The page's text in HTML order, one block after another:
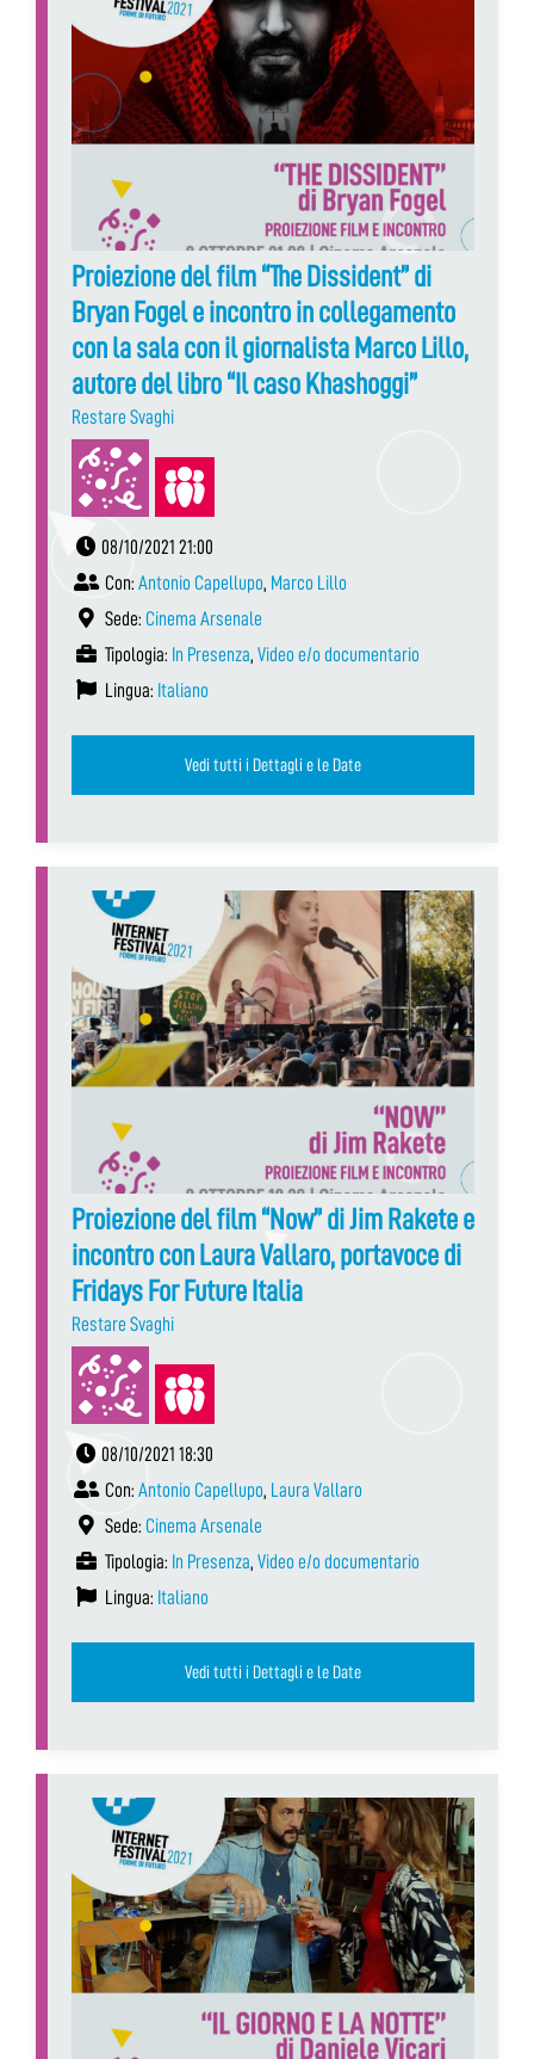
Proiezione del film “The Dissident” di
Bryan Fogel e incontro in collegamento
con la sala con il giornalista Marco Lillo,
autore del libro “Il caso Khashoggi”
Restare Svaghi
08/10/2021 21:00
Con: Antonio Capellupo, Marco Lillo
Sede: Cinema Arsenale
Tipologia: In Presenza, Video e/o documentario
Lingua: Italiano
Vedi tutti i Dettagli e le Date
Proiezione del film “Now” di Jim Rakete e
incontro con Laura Vallaro, portavoce di
Fridays For Future Italia
Restare Svaghi
08/10/2021 18:30
Con: Antonio Capellupo, Laura Vallaro
Sede: Cinema Arsenale
Tipologia: In Presenza, Video e/o documentario
Lingua: Italiano
Vedi tutti i Dettagli e le Date